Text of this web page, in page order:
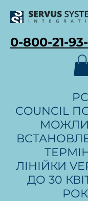
0-800-21-93-
COUNCIL
ЛІНІЙКИ
ДО 30